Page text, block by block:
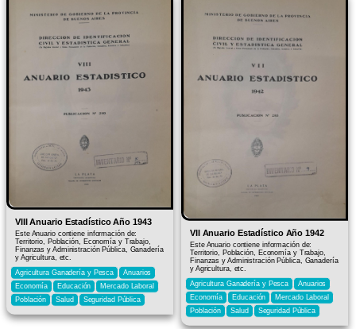
VIII Anuario Estadístico Año 1943
Este Anuario contiene información de:
Territorio, Población, Economía y Trabajo,
Finanzas y Administración Pública, Ganadería
y Agricultura, etc.
Agricultura Ganadería y Pesca
Anuarios
Economía
Educación
Mercado Laboral
Población
Salud Seguridad Pública
VII Anuario Estadístico Año 1942
Este Anuario contiene información de:
Territorio, Población, Economía y Trabajo,
Finanzas y Administración Pública, Ganadería
y Agricultura, etc.
Agricultura Ganadería y Pesca
Anuarios
Economía
Educación
Mercado Laboral
Población
Salud Seguridad Pública